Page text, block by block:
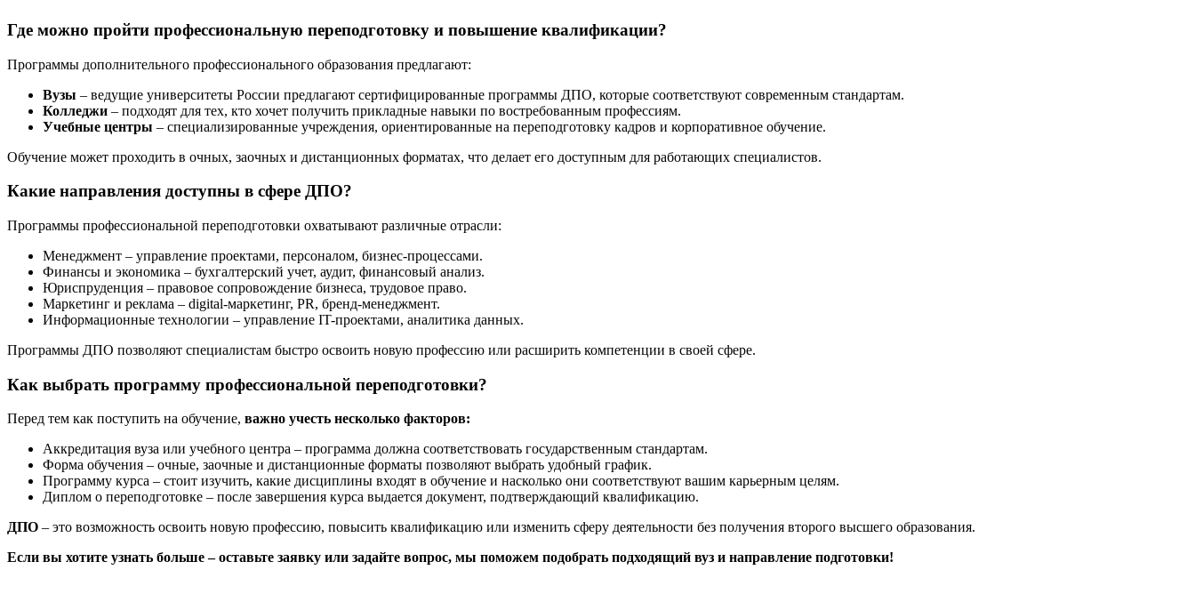
Где можно пройти профессиональную переподготовку и повышение квалификации?
Программы дополнительного профессионального образования предлагают:
Вузы – ведущие университеты России предлагают сертифицированные программы ДПО, которые соответствуют современным стандартам.
Колледжи – подходят для тех, кто хочет получить прикладные навыки по востребованным профессиям.
Учебные центры – специализированные учреждения, ориентированные на переподготовку кадров и корпоративное обучение.
Обучение может проходить в очных, заочных и дистанционных форматах, что делает его доступным для работающих специалистов.
Какие направления доступны в сфере ДПО?
Программы профессиональной переподготовки охватывают различные отрасли:
Менеджмент – управление проектами, персоналом, бизнес-процессами.
Финансы и экономика – бухгалтерский учет, аудит, финансовый анализ.
Юриспруденция – правовое сопровождение бизнеса, трудовое право.
Маркетинг и реклама – digital-маркетинг, PR, бренд-менеджмент.
Информационные технологии – управление IT-проектами, аналитика данных.
Программы ДПО позволяют специалистам быстро освоить новую профессию или расширить компетенции в своей сфере.
Как выбрать программу профессиональной переподготовки?
Перед тем как поступить на обучение, важно учесть несколько факторов:
Аккредитация вуза или учебного центра – программа должна соответствовать государственным стандартам.
Форма обучения – очные, заочные и дистанционные форматы позволяют выбрать удобный график.
Программу курса – стоит изучить, какие дисциплины входят в обучение и насколько они соответствуют вашим карьерным целям.
Диплом о переподготовке – после завершения курса выдается документ, подтверждающий квалификацию.
ДПО – это возможность освоить новую профессию, повысить квалификацию или изменить сферу деятельности без получения второго высшего образования.
Если вы хотите узнать больше – оставьте заявку или задайте вопрос, мы поможем подобрать подходящий вуз и направление подготовки!